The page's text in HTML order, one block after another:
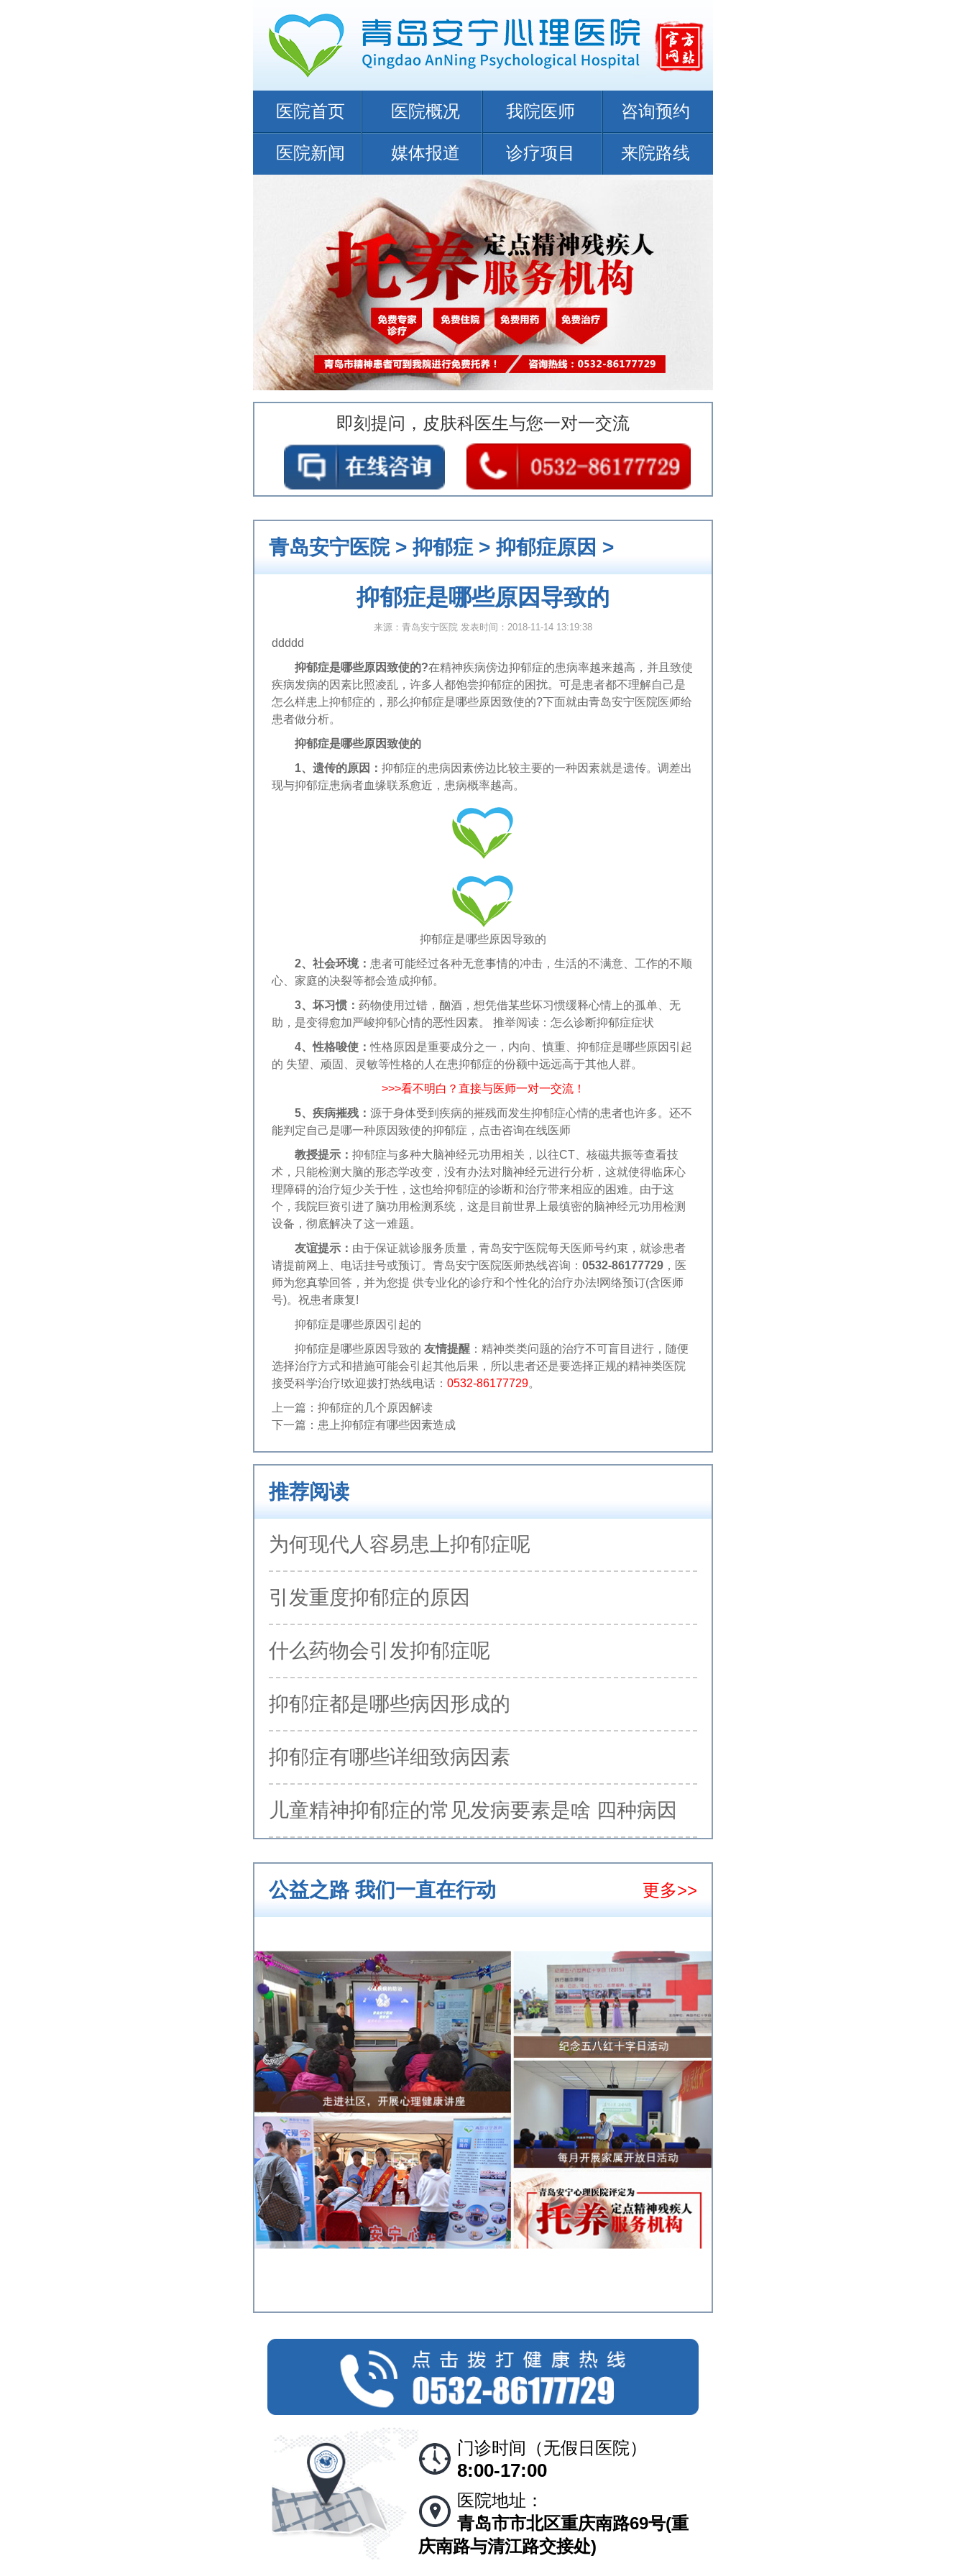
医院首页 医院概况 我院医师 咨询预约
医院新闻 媒体报道 诊疗项目 来院路线
即刻提问，皮肤科医生与您一对一交流
青岛安宁医院>抑郁症 >抑郁症原因 >
抑郁症是哪些原因导致的
来源：青岛安宁医院 发表时间：2018-11-14 13:19:38
ddddd
抑郁症是哪些原因致使的?在精神疾病傍边抑郁症的患病率越来越高，并且致使
疾病发病的因素比照凌乱，许多人都饱尝抑郁症的困扰。可是患者都不理解自己是
怎么样患上抑郁症的，那么抑郁症是哪些原因致使的?下面就由青岛安宁医院医师给
患者做分析。
抑郁症是哪些原因致使的
1、遗传的原因： 抑郁症的患病因素傍边比较主要的一种因素就是遗传。调差出
现与抑郁症患病者血缘联系愈近，患病概率越高。
抑郁症是哪些原因导致的
2、社会环境： 患者可能经过各种无意事情的冲击，生活的不满意、工作的不顺
心、家庭的决裂等都会造成抑郁。
3、坏习惯： 药物使用过错，酗酒，想凭借某些坏习惯缓释心情上的孤单、无
助，是变得愈加严峻抑郁心情的恶性因素。 推举阅读：怎么诊断抑郁症症状
4、性格唆使：性格原因是重要成分之一，内向、慎重、抑郁症是哪些原因引起
的 失望、顽固、灵敏等性格的人在患抑郁症的份额中远远高于其他人群。
>>>看不明白？直接与医师一对一交流！
5、疾病摧残： 源于身体受到疾病的摧残而发生抑郁症心情的患者也许多。还不
能判定自己是哪一种原因致使的抑郁症，点击咨询在线医师
教授提示： 抑郁症与多种大脑神经元功用相关，以往CT、核磁共振等查看技
术，只能检测大脑的形态学改变，没有办法对脑神经元进行分析，这就使得临床心
理障碍的治疗短少关于性，这也给抑郁症的诊断和治疗带来相应的困难。由于这
个，我院巨资引进了脑功用检测系统，这是目前世界上最缜密的脑神经元功用检测
设备，彻底解决了这一难题。
友谊提示： 由于保证就诊服务质量，青岛安宁医院每天医师号约束，就诊患者
请提前网上、电话挂号或预订。青岛安宁医院医师热线咨询： 0532-86177729 ，医
师为您真挚回答，并为您提 供专业化的诊疗和个性化的治疗办法!网络预订(含医师
号)。祝患者康复!
抑郁症是哪些原因引起的
抑郁症是哪些原因导致的 友情提醒 ：精神类类问题的治疗不可盲目进行，随便
选择治疗方式和措施可能会引起其他后果，所以患者还是要选择正规的精神类医院
接受科学治疗!欢迎拨打热线电话： 0532-86177729。
上一篇： 抑郁症的几个原因解读
下一篇： 患上抑郁症有哪些因素造成
推荐阅读
为何现代人容易患上抑郁症呢
引发重度抑郁症的原因
什么药物会引发抑郁症呢
抑郁症都是哪些病因形成的
抑郁症有哪些详细致病因素
儿童精神抑郁症的常见发病要素是啥 四种病因
公益之路 我们一直在行动 更多>>
门诊时间（无假日医院）
8:00-17:00
医院地址：
青岛市市北区重庆南路69号(重
庆南路与清江路交接处)